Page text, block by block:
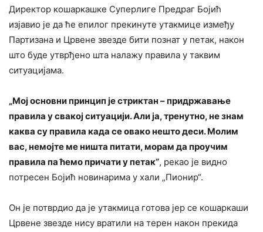
Директор кошаркашке Суперлиге Предраг Бојић
изјавио је да ће епилог прекинуте утакмице између
Партизана и Црвене звезде бити познат у петак, након
што буде утврђено шта налажу правила у таквим
ситуацијама.
„Мој основни принцип је стриктан – придржавање
правила у свакој ситуацији. Али ја, тренутно, не знам
каква су правила када се овако нешто деси. Молим
вас, немојте ме ништа питати, морам да проучим
правила па ћемо причати у петак“, рекао је видно
потресен Бојић новинарима у хали „Пионир“.
Он је потврдио да је утакмица готова јер се кошаркаши
Црвене звезде нису вратили на терен након прекида